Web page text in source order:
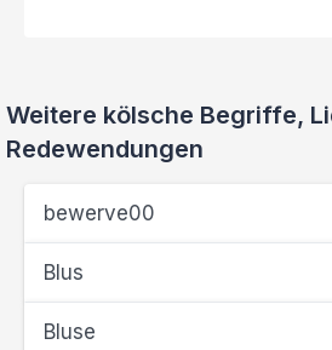
Weitere kölsche Begriffe,
Redewendungen
bewerve00
Blus
Bluse